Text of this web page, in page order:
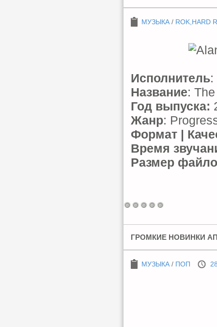
МУЗЫКА / ROK,HARD
Исполнитель:
Название:
Год выпуска:
Жанр:
Формат |
Время
Размер
ГРОМКИЕ НОВИНКИ
МУЗЫКА / ПОП